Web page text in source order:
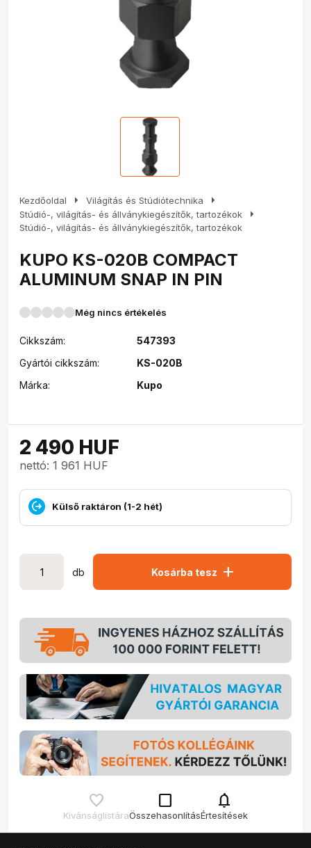
Kezdőoldal arrow_right Világítás és Stúdiótechnika arrow_right
Stúdió-, világítás- és állványkiegészítők, tartozékok arrow_right
Stúdió-, világítás- és állványkiegészítők, tartozékok
KUPO KS-020B COMPACT
ALUMINUM SNAP IN PIN
Még nincs értékelés
Cikkszám:
547393
Gyártói cikkszám:
KS-020B
Márka:
Kupo
2 490 HUF
nettó: 1 961 HUF
Külső raktáron (1-2 hét)
db Kosárba tesz add
Kívánságlistára
check_box_outline_blank
Összehasonlítás
notifications
Értesítések